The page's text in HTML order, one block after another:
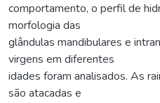
comportamento, o perfil de
morfologia das
glândulas mandibulares e
virgens em diferentes
idades foram analisados. As
são atacadas e